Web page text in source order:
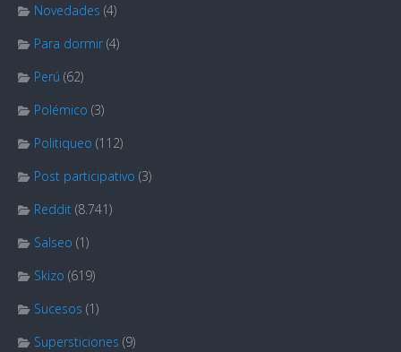
Novedades (4)
Para dormir (4)
Perú (62)
Polémico (3)
Politiqueo (112)
Post participativo (3)
Reddit (8.741)
Salseo (1)
Skizo (619)
Sucesos (1)
Supersticiones (9)